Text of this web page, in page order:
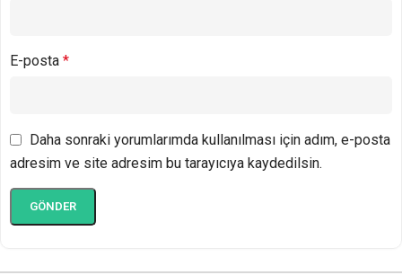
E-posta *
Daha sonraki yorumlarımda kullanılması için adım, e-posta
adresim ve site adresim bu tarayıcıya kaydedilsin.